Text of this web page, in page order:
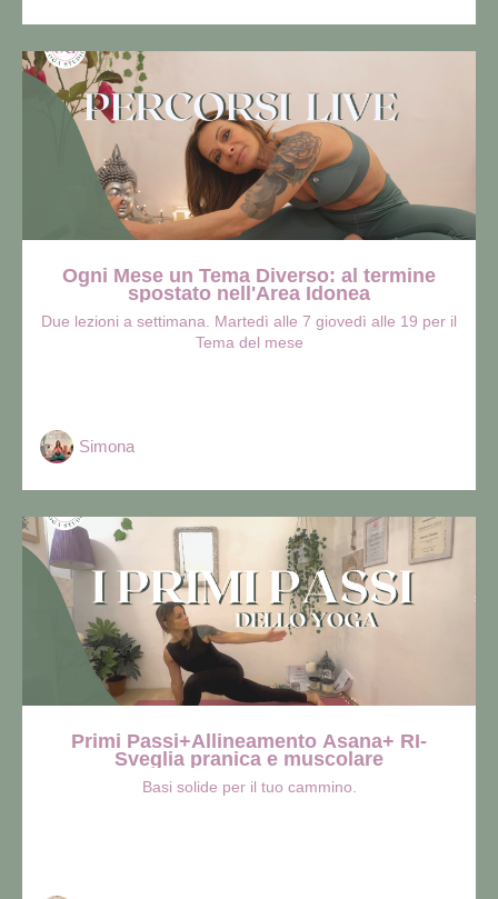
Ogni Mese un Tema Diverso: al termine
spostato nell'Area Idonea
Due lezioni a settimana. Martedì alle 7 giovedì alle 19 per il
Tema del mese
Simona
Primi Passi+Allineamento Asana+ RI-
Sveglia pranica e muscolare
Basi solide per il tuo cammino.